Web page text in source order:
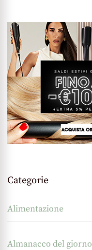
Categorie
Alimentazione
Almanacco del giorno